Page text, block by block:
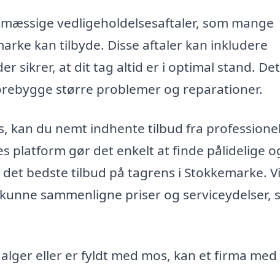
vedligeholdelsesaftaler, som mange
kan tilbyde. Disse aftaler kan inkludere
sikrer, at dit tag altid er i optimal stand.
større problemer og reparationer.
kan du nemt indhente tilbud fra
platform gør det enkelt at finde pålidelige
bedste tilbud på tagrens i Stokkemarke. Vi
sammenligne priser og serviceydelser,
eller er fyldt med mos, kan et firma med